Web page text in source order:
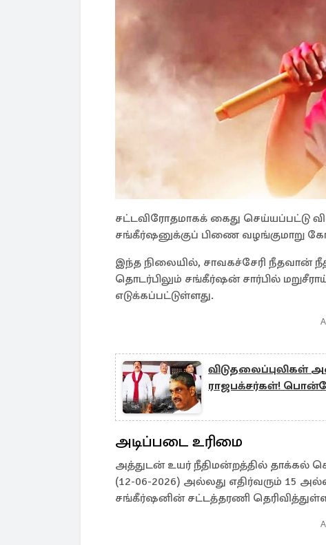
சட்டவிரோதமாகக் கைது
சங்கீர்ஷனுக்குப் பிணை வழங்குமாறு
இந்த நிலையில், சாவகச்சேரி நீதவான்
தொடர்பிலும் சங்கீர்ஷன் சார்பில்
எடுக்கப்பட்டுள்ளது.
ராஜபக்சர்கள்!
அடிப்படை உரிமை
அத்துடன் உயர் நீதிமன்றத்தில் தாக்கல்
(12-06-2026) அல்லது எதிர்வரும் 15
சங்கீர்ஷனின் சட்டத்தரணி